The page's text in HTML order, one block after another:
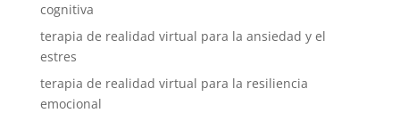
cognitiva
terapia de realidad virtual para la ansiedad y el
estres
terapia de realidad virtual para la resiliencia
emocional